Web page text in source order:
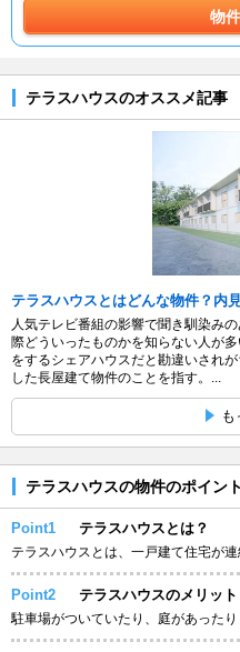
物
テラスハウスのオススメ記事
テラスハウスとはどんな物件？内
人気テレビ番組の影響で聞き馴染み
際どういったものかを知らない人が
をするシェアハウスだと勘違いされ
した長屋建て物件のことを指す。...
も
テラスハウスの物件のポイント
Point1 テラスハウスとは？
テラスハウスとは、一戸建て住宅が
Point2 テラスハウスのメリット
駐車場がついていたり、庭があった